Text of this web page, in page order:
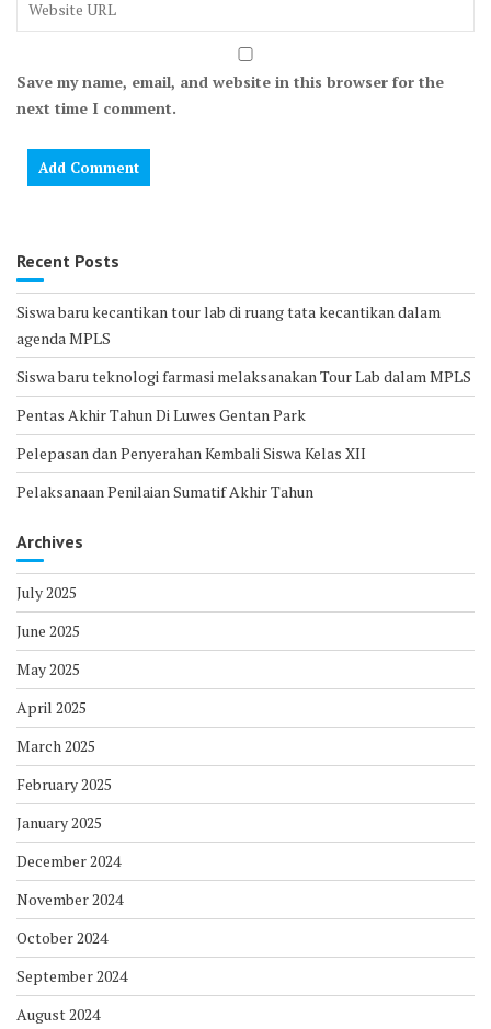
Save my name, email, and website in this browser for the
next time I comment.
Recent Posts
Siswa baru kecantikan tour lab di ruang tata kecantikan dalam
agenda MPLS
Siswa baru teknologi farmasi melaksanakan Tour Lab dalam MPLS
Pentas Akhir Tahun Di Luwes Gentan Park
Pelepasan dan Penyerahan Kembali Siswa Kelas XII
Pelaksanaan Penilaian Sumatif Akhir Tahun
Archives
July 2025
June 2025
May 2025
April 2025
March 2025
February 2025
January 2025
December 2024
November 2024
October 2024
September 2024
August 2024